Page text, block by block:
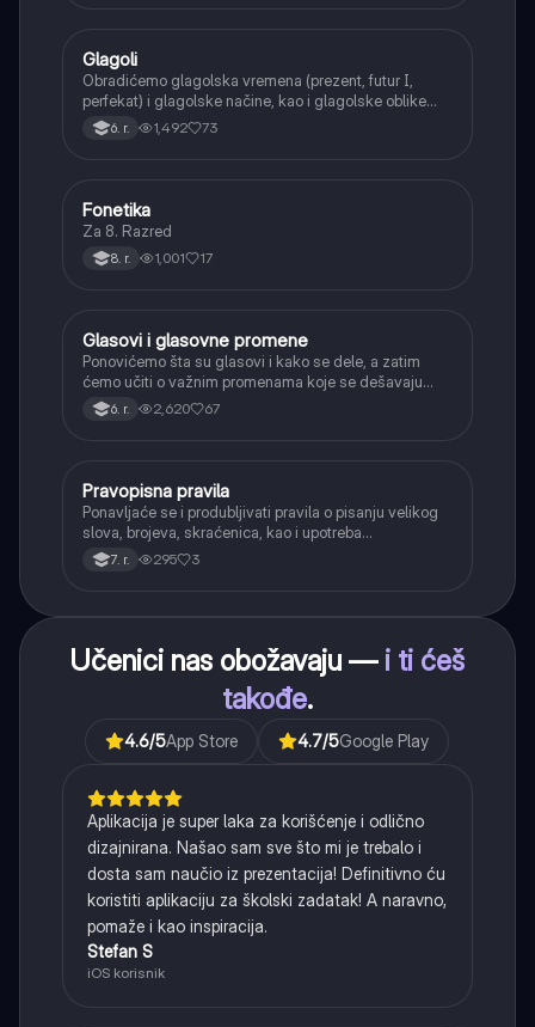
Srpski jezik
Glagoli
Obradićemo glagolska vremena (prezent, futur I,
perfekat) i glagolske načine, kao i glagolske oblike
(infinitiv, glagolski pridevi i prilozi) i glagolski vid
(svršeni i nesvršeni).
6. r. 1,492 73
Srpski jezik
Fonetika
Za 8. Razred
8. r. 1,001 17
Srpski jezik
Glasovi i glasovne promene
Ponovićemo šta su glasovi i kako se dele, a zatim
ćemo učiti o važnim promenama koje se dešavaju
kada se glasovi nađu jedan pored drugog u rečima
(npr. jednačenje suglasnika po zvučnosti i mestu
6. r. 2,620 67
Srpski jezik
Pravopisna pravila
Ponavljaće se i produbljivati pravila o pisanju velikog
slova, brojeva, skraćenica, kao i upotreba
interpunkcije, sa posebnim fokusom na zarez u
složenoj rečenici.
7. r. 295 3
Učenici nas obožavaju — i ti ćeš
takođe.
4.6/5App Store 4.7/5Google Play
Aplikacija je super laka za korišćenje i odlično
dizajnirana. Našao sam sve što mi je trebalo i
dosta sam naučio iz prezentacija! Definitivno ću
koristiti aplikaciju za školski zadatak! A naravno,
pomaže i kao inspiracija.
Stefan S
iOS korisnik